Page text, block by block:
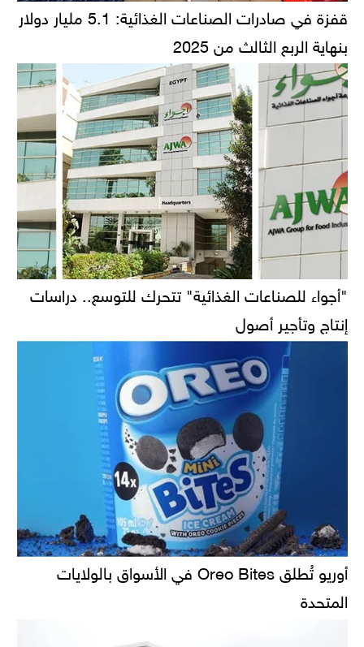
قفزة في صادرات الصناعات الغذائية: 5.1 مليار دولار
بنهاية الربع الثالث من 2025
"أجواء للصناعات الغذائية" تتحرك للتوسع.. دراسات
إنتاج وتأجير أصول
أوريو تُطلق Oreo Bites في الأسواق بالولايات
المتحدة